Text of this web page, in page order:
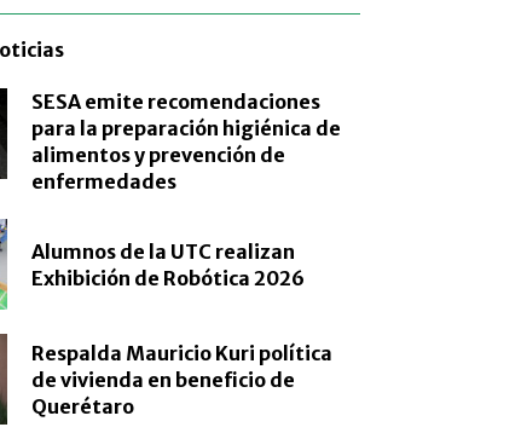
SESA emite recomendaciones
para la preparación higiénica de
alimentos y prevención de
enfermedades
Alumnos de la UTC realizan
Exhibición de Robótica 2026
Respalda Mauricio Kuri política
de vivienda en beneficio de
Querétaro